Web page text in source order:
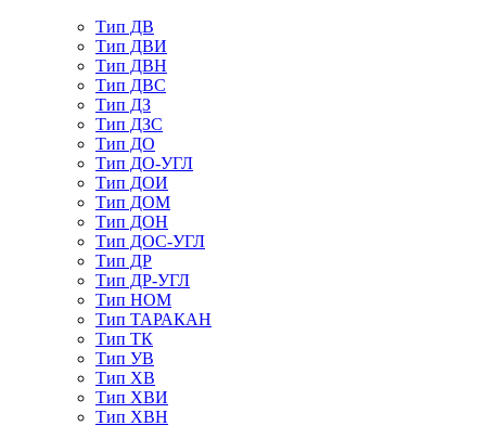
Тип ДВ
Тип ДВИ
Тип ДВН
Тип ДВС
Тип ДЗ
Тип ДЗС
Тип ДО
Тип ДО-УГЛ
Тип ДОИ
Тип ДОМ
Тип ДОН
Тип ДОС-УГЛ
Тип ДР
Тип ДР-УГЛ
Тип НОМ
Тип ТАРАКАН
Тип ТК
Тип УВ
Тип ХВ
Тип ХВИ
Тип ХВН